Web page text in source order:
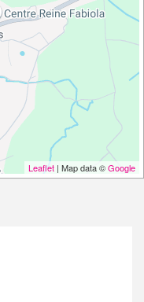
Leaflet | Map data ©Google